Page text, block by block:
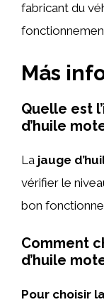
fabricant du
Más
Quelle est
d’huile
La jauge
vérifier le
bon
Comment
d’huile
Pour choisir